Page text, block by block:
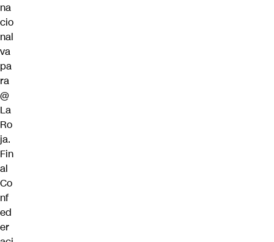
na
cio
nal
va
pa
ra
@
La
Ro
ja.
Fin
al
Co
nf
ed
er